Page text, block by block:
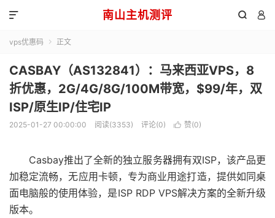
南山主机测评  

vps优惠码  正文
CASBAY（AS132841）：马来西亚VPS，8
折优惠，2G/4G/8G/100M带宽，$99/年，双
ISP/原生IP/住宅IP
2025-01-27 00:00:00 阅读(3353) 评论(0)  赞(0)
Casbay推出了全新的独立服务器拥有双ISP，该产品更
加稳定流畅，无应用卡顿，专为商业用途打造，提供如同桌
面电脑般的使用体验，是ISP RDP VPS解决方案的全新升级
版本。